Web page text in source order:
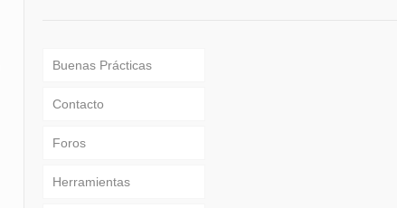
Buenas Prácticas
Contacto
Foros
Herramientas